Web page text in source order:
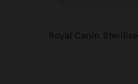
Royal Canin